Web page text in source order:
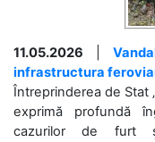
11.05.2026
infrastructura
Întreprinderea de Stat
exprimă profundă
cazurilor de furt